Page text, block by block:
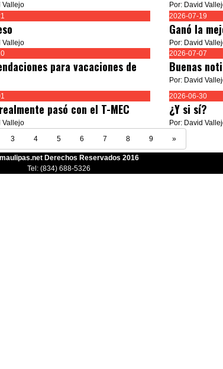
Vallejo
Por: David
Vallejo
2026-07-19
Ganó la
Por: David
para vacaciones de
2026-07-07
Buenas
Por: David
pasó con el T-MEC
Vallejo
2026-06-30
¿Y si sí?
Por: David
3 4 5 6 7 8 9 »
Derechos Reservados 2016
Tel: (834) 688-5326